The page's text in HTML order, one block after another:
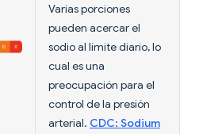
Varias porciones
pueden acercar el
sodio al límite diario, lo
cual es una
preocupación para el
control de la presión
arterial. CDC: Sodium